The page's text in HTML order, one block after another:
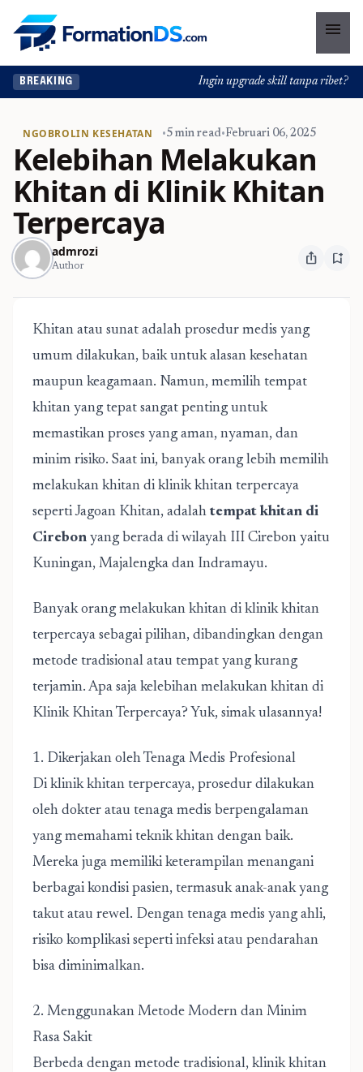
menu
BREAKING Ingin upgrade skill tanpa ribet?
NGOBROLIN KESEHATAN •5 min read•Februari 06, 2025
Kelebihan Melakukan
Khitan di Klinik Khitan
Terpercaya
admrozi
Author ios_share bookmark_add
Khitan atau sunat adalah prosedur medis yang
umum dilakukan, baik untuk alasan kesehatan
maupun keagamaan. Namun, memilih tempat
khitan yang tepat sangat penting untuk
memastikan proses yang aman, nyaman, dan
minim risiko. Saat ini, banyak orang lebih memilih
melakukan khitan di klinik khitan terpercaya
seperti Jagoan Khitan, adalah tempat khitan di
Cirebon yang berada di wilayah III Cirebon yaitu
Kuningan, Majalengka dan Indramayu.
Banyak orang melakukan khitan di klinik khitan
terpercaya sebagai pilihan, dibandingkan dengan
metode tradisional atau tempat yang kurang
terjamin. Apa saja kelebihan melakukan khitan di
Klinik Khitan Terpercaya? Yuk, simak ulasannya!
1. Dikerjakan oleh Tenaga Medis Profesional
Di klinik khitan terpercaya, prosedur dilakukan
oleh dokter atau tenaga medis berpengalaman
yang memahami teknik khitan dengan baik.
Mereka juga memiliki keterampilan menangani
berbagai kondisi pasien, termasuk anak-anak yang
takut atau rewel. Dengan tenaga medis yang ahli,
risiko komplikasi seperti infeksi atau pendarahan
bisa diminimalkan.
2. Menggunakan Metode Modern dan Minim
Rasa Sakit
Berbeda dengan metode tradisional, klinik khitan